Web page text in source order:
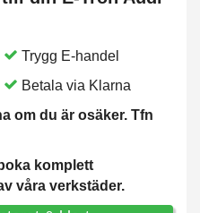
Trygg E-handel
Betala via Klarna
om du är osäker. Tfn
komplett
våra verkstäder.